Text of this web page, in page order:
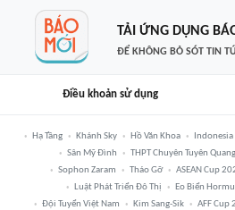
TẢI ỨNG DỤNG
ĐỂ KHÔNG BỎ SÓT TIN
Điều khoản sử dụng
Hạ Tầng Khánh Sky Hồ Văn Khoa Indonesia
Sân Mỹ Đình
THPT Chuyên Tuyên Quang
Sophon Zaram
Tháo Gỡ ASEAN Cup
Luật Phát Triển Đô Thị
Eo Biển
Đội Tuyển Việt Nam
Kim Sang-Sik AFF Cup